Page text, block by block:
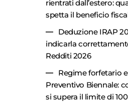
rientrati dall’estero:
spetta il beneficio
Deduzione IRAP
indicarla
Redditi 2026
Regime forfetario
Preventivo Biennale:
si supera il limite di